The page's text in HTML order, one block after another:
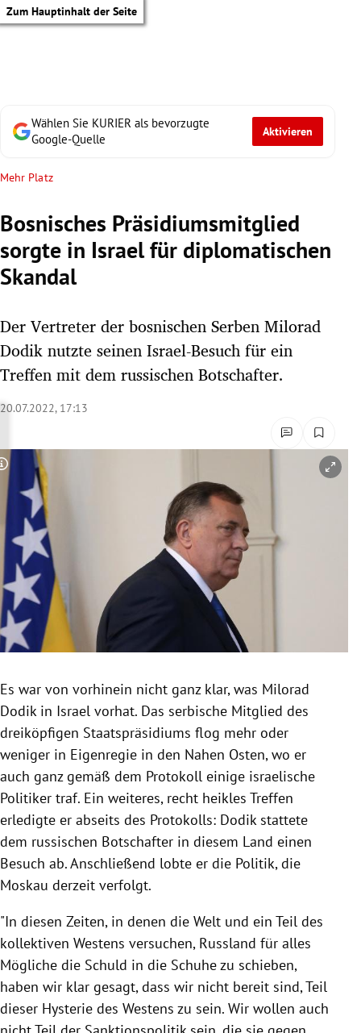
Zum Hauptinhalt der Seite
Untermenü
Untermenü
Untermenü
Untermenü
Untermenü
Untermenü
Untermenü
Untermenü
Untermenü
Wählen Sie KURIER als bevorzugte
Google-Quelle
Aktivieren
Mehr Platz
Bosnisches Präsidiumsmitglied
sorgte in Israel für diplomatischen
Skandal
Der Vertreter der bosnischen Serben Milorad
Dodik nutzte seinen Israel-Besuch für ein
Treffen mit dem russischen Botschafter.
20.07.2022, 17:13
Copyright-Hinweis öffnen/schließen
Es war von vorhinein nicht ganz klar, was Milorad
Dodik in Israel vorhat. Das serbische Mitglied des
dreiköpfigen Staatspräsidiums flog mehr oder
weniger in Eigenregie in den Nahen Osten, wo er
auch ganz gemäß dem Protokoll einige israelische
Politiker traf. Ein weiteres, recht heikles Treffen
erledigte er abseits des Protokolls: Dodik stattete
dem russischen Botschafter in diesem Land einen
Besuch ab. Anschließend lobte er die Politik, die
Moskau derzeit verfolgt.
"In diesen Zeiten, in denen die Welt und ein Teil des
kollektiven Westens versuchen, Russland für alles
Mögliche die Schuld in die Schuhe zu schieben,
haben wir klar gesagt, dass wir nicht bereit sind, Teil
dieser Hysterie des Westens zu sein. Wir wollen auch